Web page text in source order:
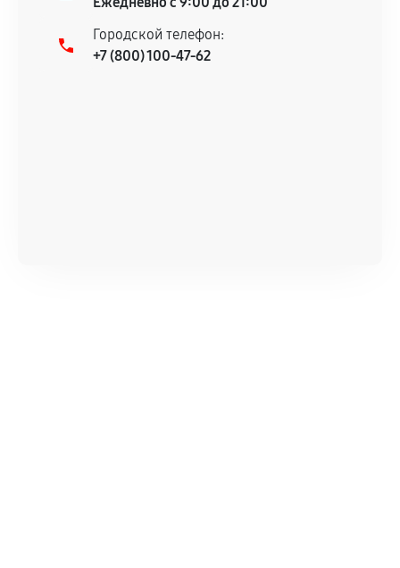
Городской телефон:
+7 (800) 100-47-62